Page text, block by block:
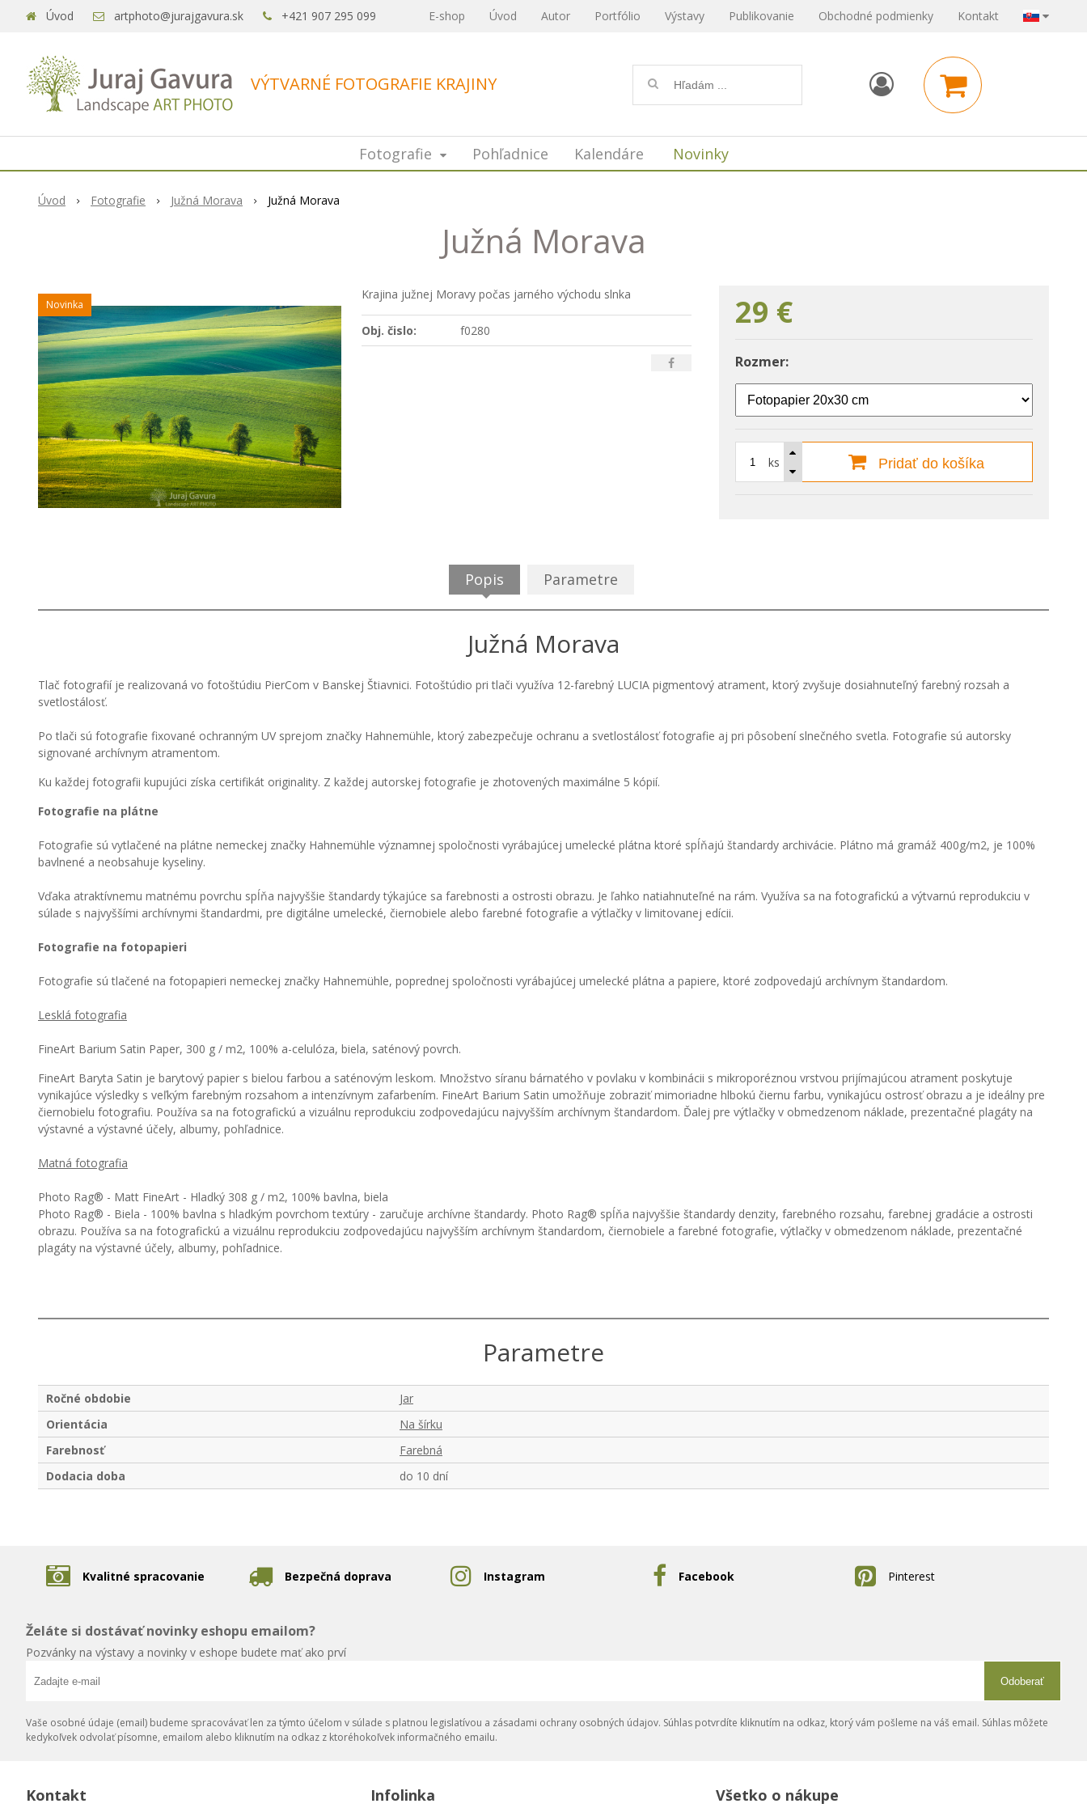
VÝTVARNÉ FOTOGRAFIE KRAJINY
Úvod artphoto@jurajgavura.sk +421 907 295 099 E-shop Úvod Autor Portfólio Výstavy Publikovanie Obchodné podmienky Kontakt
Úvod Fotografie Južná Morava Južná Morava
Južná Morava
Novinka 29 €
Rozmer:
ks Pridať do košíka
Krajina južnej Moravy počas jarného východu slnka
Obj. čislo: f0280
Popis Parametre
Južná Morava
Tlač fotografií je realizovaná vo fotoštúdiu PierCom v Banskej Štiavnici. Fotoštúdio pri tlači využíva 12-farebný LUCIA pigmentový atrament, ktorý zvyšuje dosiahnuteľný farebný rozsah a
svetlostálosť.
Po tlači sú fotografie fixované ochranným UV sprejom značky Hahnemühle, ktorý zabezpečuje ochranu a svetlostálosť fotografie aj pri pôsobení slnečného svetla. Fotografie sú autorsky
signované archívnym atramentom.
Ku každej fotografii kupujúci získa certifikát originality. Z každej autorskej fotografie je zhotovených maximálne 5 kópií.
Fotografie na plátne
Fotografie sú vytlačené na plátne nemeckej značky Hahnemühle významnej spoločnosti vyrábajúcej umelecké plátna ktoré spĺňajú štandardy archivácie. Plátno má gramáž 400g/m2, je 100%
bavlnené a neobsahuje kyseliny.
Vďaka atraktívnemu matnému povrchu spĺňa najvyššie štandardy týkajúce sa farebnosti a ostrosti obrazu. Je ľahko natiahnuteľné na rám. Využíva sa na fotografickú a výtvarnú reprodukciu v
súlade s najvyššími archívnymi štandardmi, pre digitálne umelecké, čiernobiele alebo farebné fotografie a výtlačky v limitovanej edícii.
Fotografie na fotopapieri
Fotografie sú tlačené na fotopapieri nemeckej značky Hahnemühle, poprednej spoločnosti vyrábajúcej umelecké plátna a papiere, ktoré zodpovedajú archívnym štandardom.
Lesklá fotografia
FineArt Barium Satin Paper, 300 g / m2, 100% a-celulóza, biela, saténový povrch.
FineArt Baryta Satin je barytový papier s bielou farbou a saténovým leskom. Množstvo síranu bárnatého v povlaku v kombinácii s mikroporéznou vrstvou prijímajúcou atrament poskytuje
vynikajúce výsledky s veľkým farebným rozsahom a intenzívnym zafarbením. FineArt Barium Satin umožňuje zobraziť mimoriadne hlbokú čiernu farbu, vynikajúcu ostrosť obrazu a je ideálny pre
čiernobielu fotografiu. Používa sa na fotografickú a vizuálnu reprodukciu zodpovedajúcu najvyšším archívnym štandardom. Ďalej pre výtlačky v obmedzenom náklade, prezentačné plagáty na
výstavné a výstavné účely, albumy, pohľadnice.
Matná fotografia
Photo Rag® - Matt FineArt - Hladký 308 g / m2, 100% bavlna, biela
Photo Rag® - Biela - 100% bavlna s hladkým povrchom textúry - zaručuje archívne štandardy. Photo Rag® spĺňa najvyššie štandardy denzity, farebného rozsahu, farebnej gradácie a ostrosti
obrazu. Používa sa na fotografickú a vizuálnu reprodukciu zodpovedajúcu najvyšším archívnym štandardom, čiernobiele a farebné fotografie, výtlačky v obmedzenom náklade, prezentačné
plagáty na výstavné účely, albumy, pohľadnice.
Parametre
Ročné obdobie
Jar
Orientácia
Na šírku
Farebnosť
Farebná
Dodacia doba
do 10 dní
Fotografie Pohľadnice Kalendáre Novinky
Kvalitné spracovanie Bezpečná doprava Instagram Facebook Pinterest
Želáte si dostávať novinky eshopu emailom?
Pozvánky na výstavy a novinky v eshope budete mať ako prví
Odoberať
Vaše osobné údaje (email) budeme spracovávať len za týmto účelom v súlade s platnou legislatívou a zásadami ochrany osobných údajov. Súhlas potvrdíte kliknutím na odkaz, ktorý vám pošleme na váš email. Súhlas môžete
kedykoľvek odvolať písomne, emailom alebo kliknutím na odkaz z ktoréhokoľvek informačného emailu.
Kontakt Infolinka Všetko o nákupe